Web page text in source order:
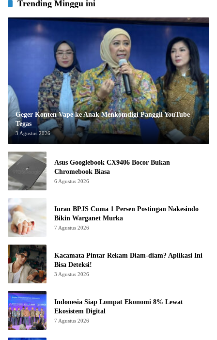
Trending Minggu ini
Geger Konten Vape ke Anak Menkomdigi Panggil YouTube
Tegas
3 Agustus 2026
Asus Googlebook CX9406 Bocor Bukan
Chromebook Biasa
6 Agustus 2026
Iuran BPJS Cuma 1 Persen Postingan Nakesindo
Bikin Warganet Murka
7 Agustus 2026
Kacamata Pintar Rekam Diam-diam? Aplikasi Ini
Bisa Deteksi!
3 Agustus 2026
Indonesia Siap Lompat Ekonomi 8% Lewat
Ekosistem Digital
7 Agustus 2026